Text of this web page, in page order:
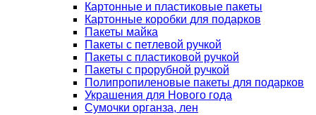
Картонные и пластиковые пакеты
Картонные коробки для подарков
Пакеты майка
Пакеты с петлевой ручкой
Пакеты с пластиковой ручкой
Пакеты с прорубной ручкой
Полипропиленовые пакеты для подарков
Украшения для Нового года
Сумочки органза, лен